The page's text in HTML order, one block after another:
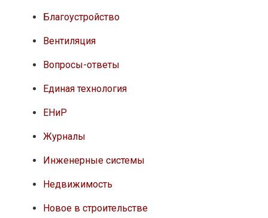
Благоустройство
Вентиляция
Вопросы-ответы
Единая технология
ЕНиР
Журналы
Инженерные системы
Недвижимость
Новое в строительстве